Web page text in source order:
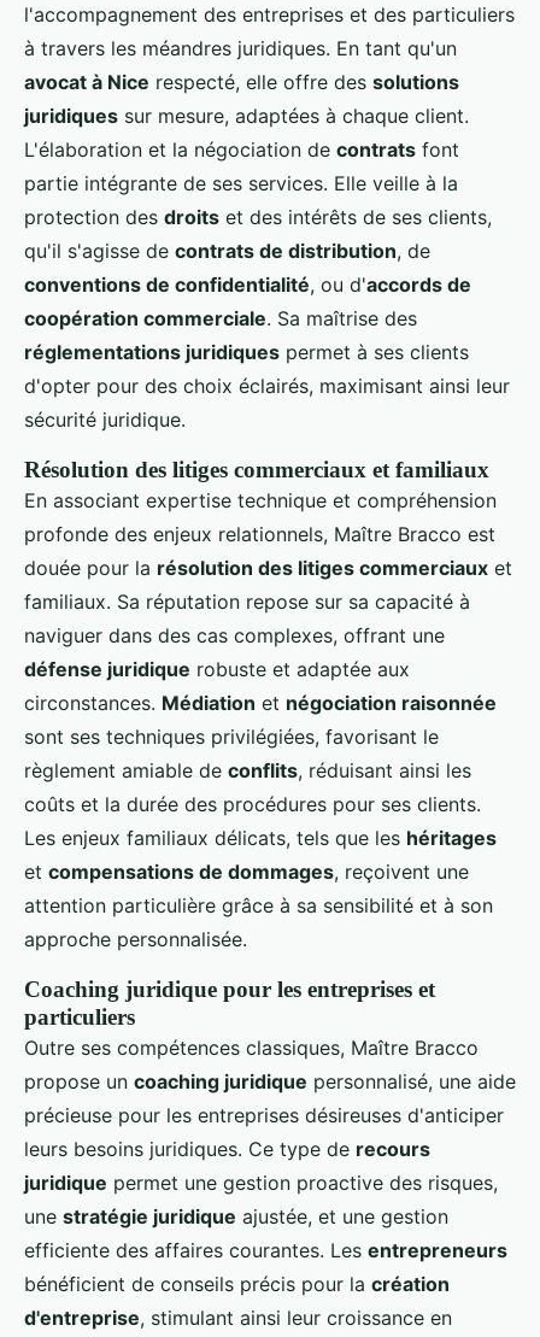
l'accompagnement des entreprises et des particuliers
à travers les méandres juridiques. En tant qu'un
avocat à Nice respecté, elle offre des solutions
juridiques sur mesure, adaptées à chaque client.
L'élaboration et la négociation de contrats font
partie intégrante de ses services. Elle veille à la
protection des droits et des intérêts de ses clients,
qu'il s'agisse de contrats de distribution, de
conventions de confidentialité, ou d'accords de
coopération commerciale. Sa maîtrise des
réglementations juridiques permet à ses clients
d'opter pour des choix éclairés, maximisant ainsi leur
sécurité juridique.
Résolution des litiges commerciaux et familiaux
En associant expertise technique et compréhension
profonde des enjeux relationnels, Maître Bracco est
douée pour la résolution des litiges commerciaux et
familiaux. Sa réputation repose sur sa capacité à
naviguer dans des cas complexes, offrant une
défense juridique robuste et adaptée aux
circonstances. Médiation et négociation raisonnée
sont ses techniques privilégiées, favorisant le
règlement amiable de conflits, réduisant ainsi les
coûts et la durée des procédures pour ses clients.
Les enjeux familiaux délicats, tels que les héritages
et compensations de dommages, reçoivent une
attention particulière grâce à sa sensibilité et à son
approche personnalisée.
Coaching juridique pour les entreprises et
particuliers
Outre ses compétences classiques, Maître Bracco
propose un coaching juridique personnalisé, une aide
précieuse pour les entreprises désireuses d'anticiper
leurs besoins juridiques. Ce type de recours
juridique permet une gestion proactive des risques,
une stratégie juridique ajustée, et une gestion
efficiente des affaires courantes. Les entrepreneurs
bénéficient de conseils précis pour la création
d'entreprise, stimulant ainsi leur croissance en